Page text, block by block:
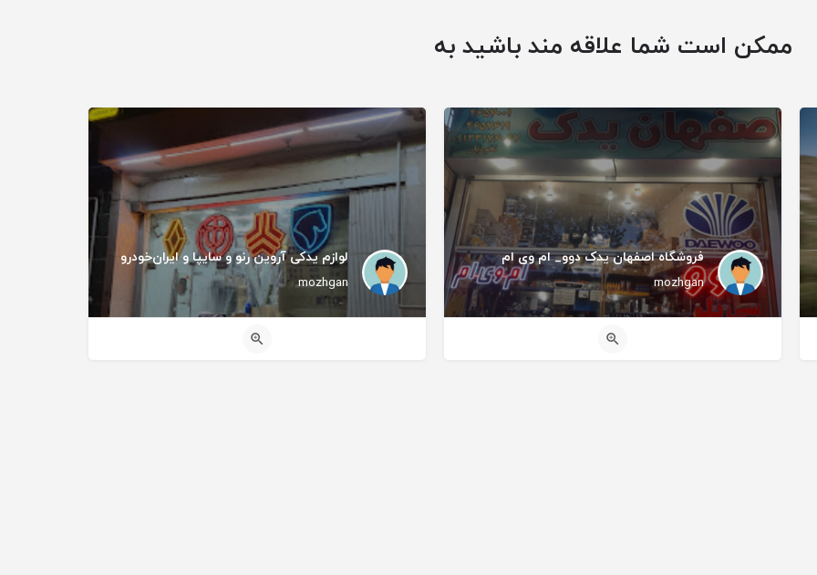
ممکن است شما علاقه مند باشید به
فروشگاه اصفهان یدک دوو_ ام وی ام
mozhgan
لوازم یدکی آروین رنو و سایپا و ایران‌خودرو
mozhgan